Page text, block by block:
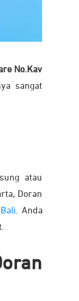
No.Kav
sangat
atau
Doran
Bali. Anda